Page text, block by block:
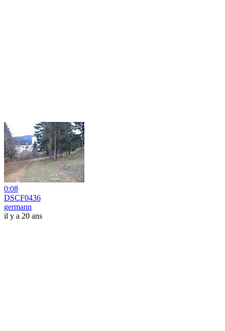
0:08
DSCF0436
germann
il y a 20 ans